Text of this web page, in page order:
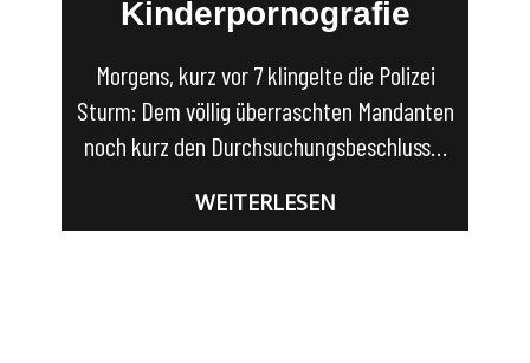
Kinderpornografie
Morgens, kurz vor 7 klingelte die Polizei
Sturm: Dem völlig überraschten Mandanten
noch kurz den Durchsuchungsbeschluss…
WEITERLESEN